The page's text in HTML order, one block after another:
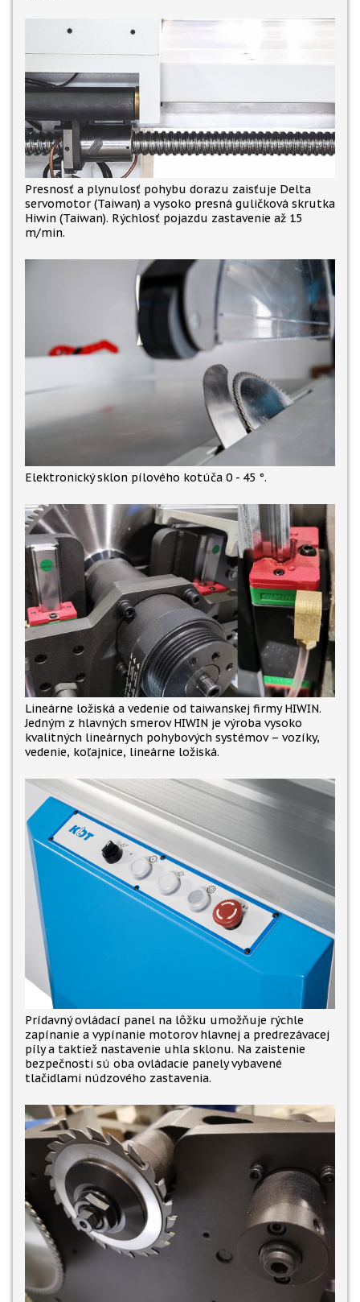
Presnosť a plynulosť pohybu dorazu zaisťuje Delta
servomotor (Taiwan) a vysoko presná guličková skrutka
Hiwin (Taiwan). Rýchlosť pojazdu zastavenie až 15
m/min.
Elektronický sklon pílového kotúča 0 - 45 °.
Lineárne ložiská a vedenie od taiwanskej firmy HIWIN.
Jedným z hlavných smerov HIWIN je výroba vysoko
kvalitných lineárnych pohybových systémov – vozíky,
vedenie, koľajnice, lineárne ložiská.
Prídavný ovládací panel na lôžku umožňuje rýchle
zapínanie a vypínanie motorov hlavnej a predrezávacej
píly a taktiež nastavenie uhla sklonu. Na zaistenie
bezpečnosti sú oba ovládacie panely vybavené
tlačidlami núdzového zastavenia.